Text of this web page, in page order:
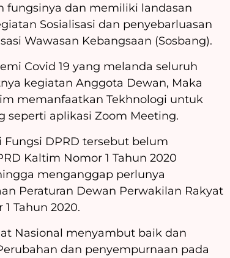
fungsinya dan memiliki landasan
Sosialisasi dan penyebarluasan
Wawasan Kebangsaan (Sosbang).
Covid 19 yang melanda seluruh
kegiatan Anggota Dewan, Maka
memanfaatkan Tekhnologi untuk
seperti aplikasi Zoom Meeting.
DPRD tersebut belum
Kaltim Nomor 1 Tahun 2020
menganggap perlunya
Peraturan Dewan Perwakilan Rakyat
Tahun 2020.
Nasional menyambut baik dan
dan penyempurnaan pada